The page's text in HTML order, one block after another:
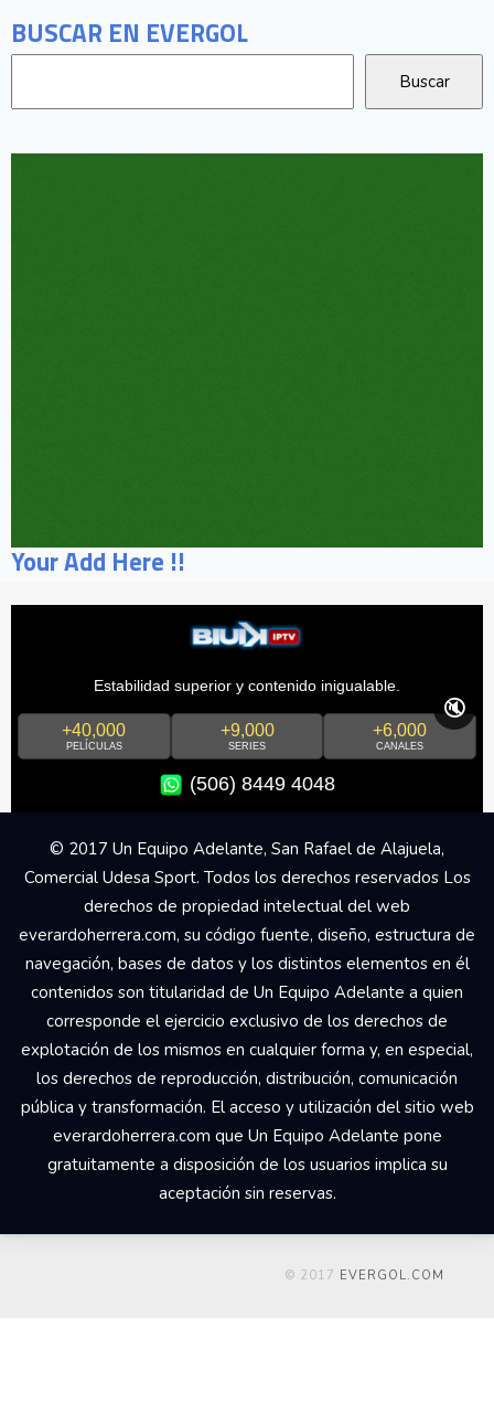
BUSCAR EN EVERGOL
Your Add Here !!
Estabilidad superior y contenido inigualable.
+40,000
PELÍCULAS
+9,000
SERIES
+6,000
CANALES
(506) 8449 4048
🔇
© 2017 Un Equipo Adelante, San Rafael de Alajuela,
Comercial Udesa Sport. Todos los derechos reservados Los
derechos de propiedad intelectual del web
everardoherrera.com, su código fuente, diseño, estructura de
navegación, bases de datos y los distintos elementos en él
contenidos son titularidad de Un Equipo Adelante a quien
corresponde el ejercicio exclusivo de los derechos de
explotación de los mismos en cualquier forma y, en especial,
los derechos de reproducción, distribución, comunicación
pública y transformación. El acceso y utilización del sitio web
everardoherrera.com que Un Equipo Adelante pone
gratuitamente a disposición de los usuarios implica su
aceptación sin reservas.
© 2017 EVERGOL.COM